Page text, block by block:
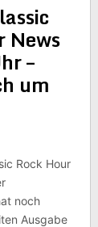
News
–
um
Rock Hour
noch
Ausgabe